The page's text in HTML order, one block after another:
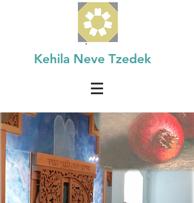
Kehila Neve Tzedek